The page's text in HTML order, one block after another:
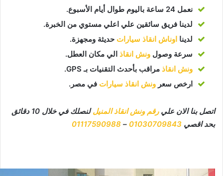
نعمل 24 ساعة باليوم طوال أيام الأسبوع.
لدينا فريق سائقين علي اعلي مستوي من الخبرة.
لدينا اوناش انقاذ سيارات حديثة ومجهزة.
سرعة وصول ونش انقاذ الي مكان العطل.
ونش انقاذ مراقب بأحدث التقنيات بـ GPS.
ارخص سعر ونش انقاذ سيارات في مصر.
اتصل بنا الان عليرقم ونش انقاذ المنيل
لنصلك في خلال 10 دقائق
بحد اقصي 01030709843
–
01117590988